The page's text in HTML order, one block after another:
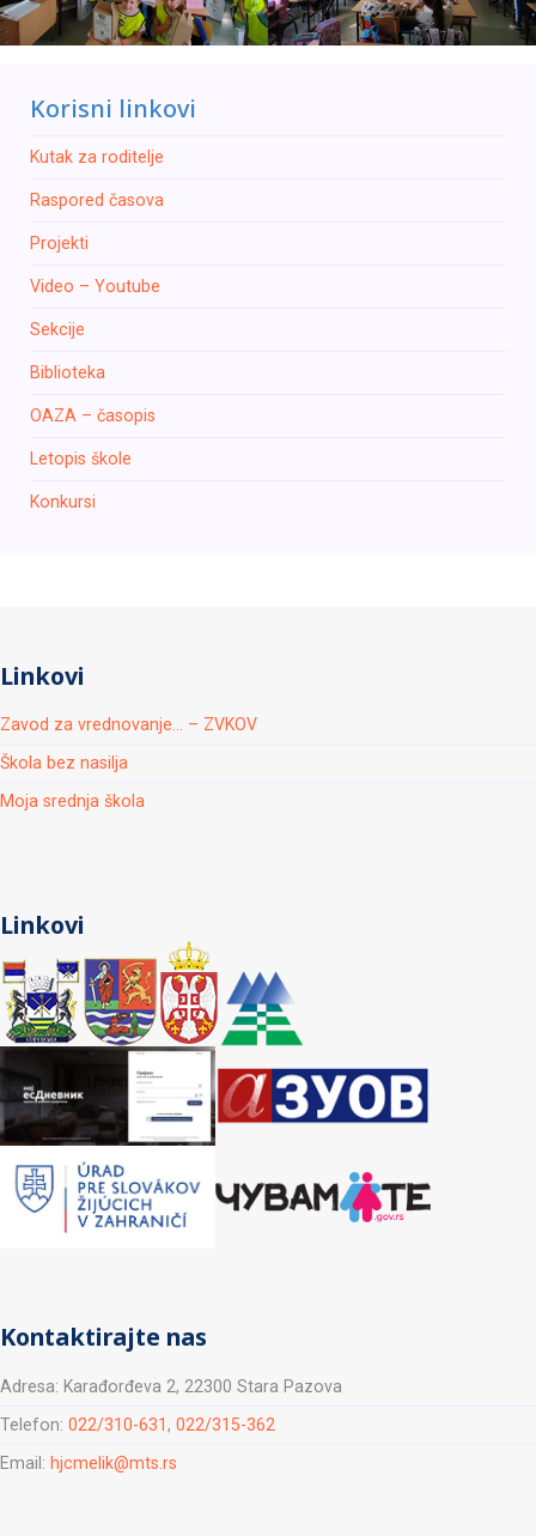
Korisni linkovi
Kutak za roditelje
Raspored časova
Projekti
Video – Youtube
Sekcije
Biblioteka
OAZA – časopis
Letopis škole
Konkursi
Linkovi
Zavod za vrednovanje... – ZVKOV
Škola bez nasilja
Moja srednja škola
Linkovi
Kontaktirajte nas
Adresa: Karađorđeva 2, 22300 Stara Pazova
Telefon: 022/310-631, 022/315-362
Email: hjcmelik@mts.rs